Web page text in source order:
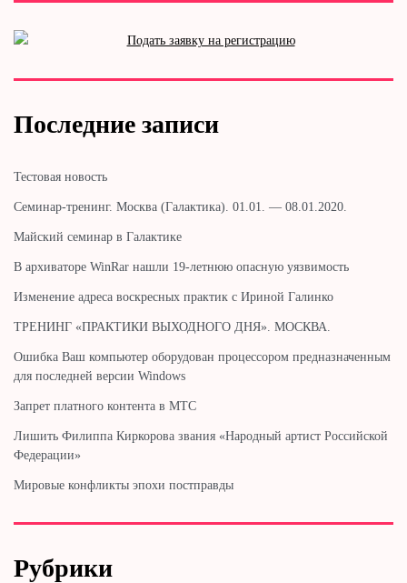
Последние записи
Тестовая новость
Cеминар-тренинг. Москва (Галактика). 01.01. — 08.01.2020.
Майский семинар в Галактике
В архиваторе WinRar нашли 19-летнюю опасную уязвимость
Изменение адреса воскресных практик с Ириной Галинко
ТРЕНИНГ «ПРАКТИКИ ВЫХОДНОГО ДНЯ». МОСКВА.
Ошибка Ваш компьютер оборудован процессором предназначенным
для последней версии Windows
Запрет платного контента в МТС
Лишить Филиппа Киркорова звания «Народный артист Российской
Федерации»
Мировые конфликты эпохи постправды
Рубрики